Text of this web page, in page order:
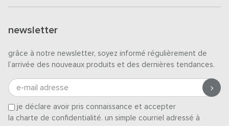
newsletter
grâce à notre newsletter, soyez informé régulièrement de
l’arrivée des nouveaux produits et des dernières tendances.
e-mail adresse
je déclare avoir pris connaissance et accepter
la charte de confidentialité. un simple courriel adressé à